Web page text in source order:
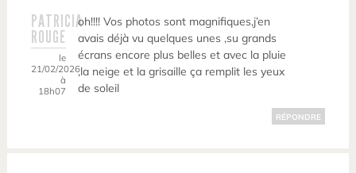
PATRICIA
ROUGE
le
21/02/2026
à
18h07
oh!!!! Vos photos sont magnifiques,j’en
avais déjà vu quelques unes ,su grands
écrans encore plus belles et avec la pluie
,la neige et la grisaille ça remplit les yeux
de soleil
RÉPONDRE